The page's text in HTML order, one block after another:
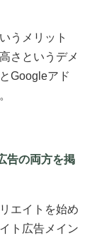
うメリット
さというデメ
Googleアド
告の両方を掲
エイトを始め
ト広告メイン